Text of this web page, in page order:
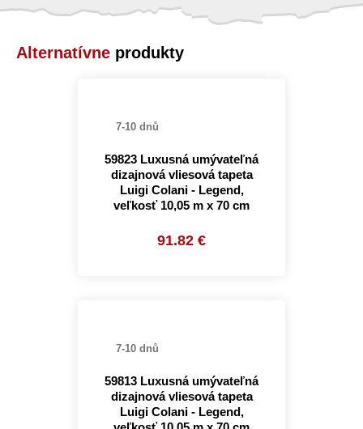
Alternatívne produkty
7-10 dnů
59823 Luxusná umývateľná
dizajnová vliesová tapeta
Luigi Colani - Legend,
veľkosť 10,05 m x 70 cm
91.82 €
7-10 dnů
59813 Luxusná umývateľná
dizajnová vliesová tapeta
Luigi Colani - Legend,